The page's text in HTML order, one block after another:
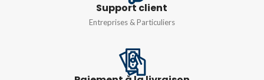
Support client
Entreprises & Particuliers